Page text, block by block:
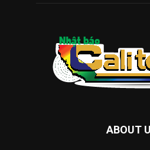
ABOUT